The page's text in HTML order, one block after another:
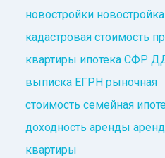
новостройки новостройка
кадастровая стоимость
квартиры ипотека СФР
выписка ЕГРН рыночная
стоимость семейная
доходность аренды
квартиры